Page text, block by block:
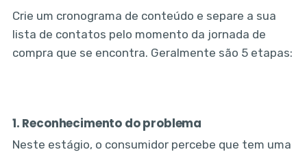
Crie um cronograma de conteúdo e separe a sua
lista de contatos pelo momento da jornada de
compra que se encontra. Geralmente são 5 etapas:
1. Reconhecimento do problema
Neste estágio, o consumidor percebe que tem uma